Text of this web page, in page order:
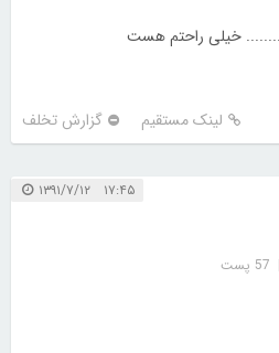
خیلی راحتم هست
لینک مستقیم گزارش تخلف
۱۷:۴۵ ۱۳۹۱/۷/۱۲
57 پست